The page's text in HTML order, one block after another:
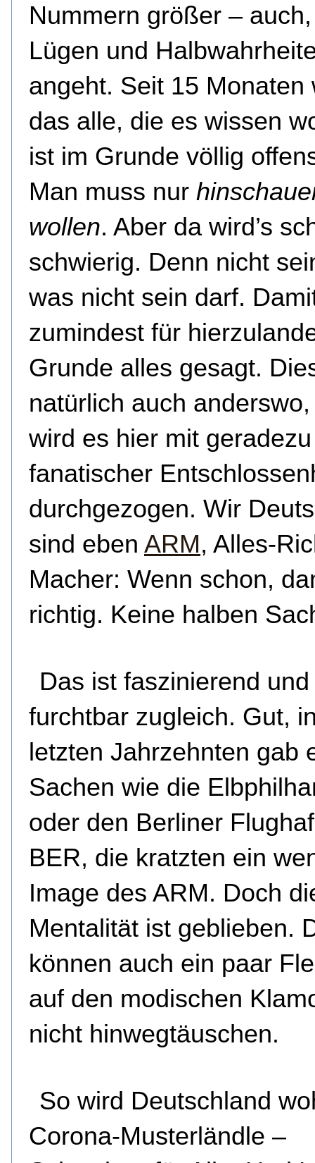
Nummern größer –
Lügen und
angeht. Seit 15 Monaten
das alle, die es wissen
ist im Grunde völlig
Man muss nur
wollen. Aber da wird’s
schwierig. Denn nicht
was nicht sein darf.
zumindest für
Grunde alles gesagt.
natürlich auch
wird es hier mit geradezu
fanatischer
durchgezogen. Wir
sind eben ARM, Alles-
Macher: Wenn schon,
richtig. Keine halben
Das ist faszinierend und
furchtbar zugleich. Gut,
letzten Jahrzehnten gab
Sachen wie die
oder den Berliner
BER, die kratzten ein
Image des ARM. Doch
Mentalität ist geblieben.
können auch ein paar
auf den modischen
nicht hinwegtäuschen.
So wird Deutschland
Corona-Musterländle –